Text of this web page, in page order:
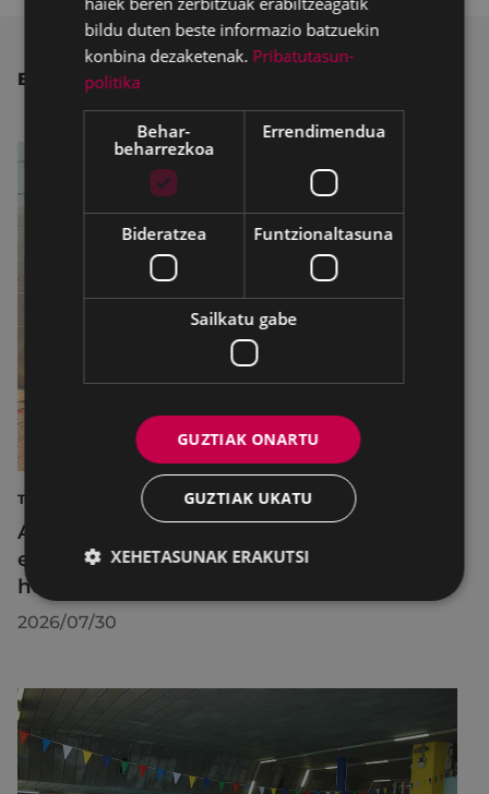
BESTE ALBISTE BATZUK
TURISMOA
Azahara Dominguez diputatuak Eibarko
eraldaketa turistikoa nabarmendu du
herrira egin duen bisitan
2026/07/30
bildu duten beste informazio batzuekin
konbina dezaketenak. Pribatutasun-
politika
Behar-
beharrezkoa
Errendimendua
Bideratzea Funtzionaltasuna
Sailkatu gabe
GUZTIAK ONARTU
GUZTIAK UKATU
XEHETASUNAK ERAKUTSI